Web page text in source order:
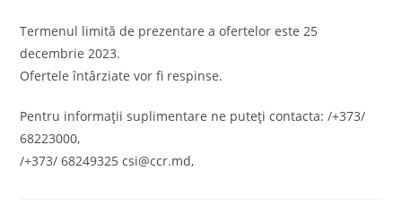
Termenul limită de prezentare a ofertelor este 25
decembrie 2023.
Ofertele întârziate vor fi respinse.
Pentru informații suplimentare ne puteți contacta: /+373/
68223000,
/+373/ 68249325 csi@ccr.md,